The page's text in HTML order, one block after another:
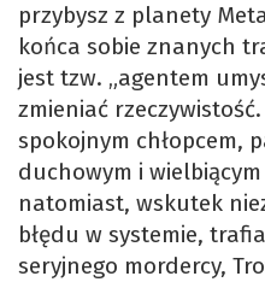
przybysz z planety
końca sobie znanych
jest tzw. „agentem
zmieniać
spokojnym chłopcem,
duchowym i wielbiącym
natomiast, wskutek
błędu w systemie,
seryjnego mordercy,